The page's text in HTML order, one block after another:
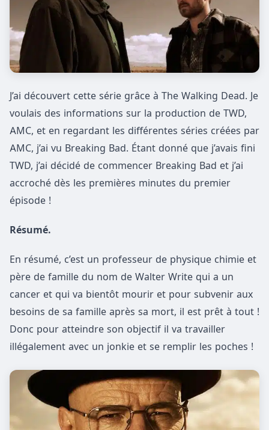
J’ai découvert cette série grâce à The Walking Dead. Je
voulais des informations sur la production de TWD,
AMC, et en regardant les différentes séries créées par
AMC, j’ai vu Breaking Bad. Étant donné que j’avais fini
TWD, j’ai décidé de commencer Breaking Bad et j’ai
accroché dès les premières minutes du premier
épisode !
Résumé.
En résumé, c’est un professeur de physique chimie et
père de famille du nom de Walter Write qui a un
cancer et qui va bientôt mourir et pour subvenir aux
besoins de sa famille après sa mort, il est prêt à tout !
Donc pour atteindre son objectif il va travailler
illégalement avec un jonkie et se remplir les poches !